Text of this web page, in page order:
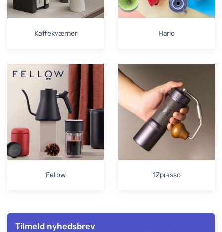
Kaffekværner Hario
Fellow 1Zpresso
Tilmeld nyhedsbrev